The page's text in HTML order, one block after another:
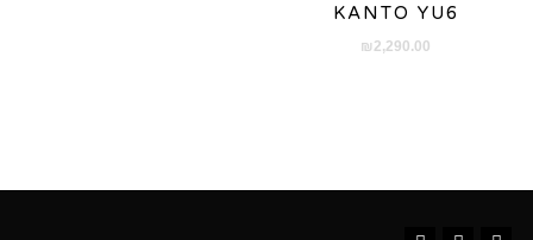
KANTO YU6
₪ 2,290.00